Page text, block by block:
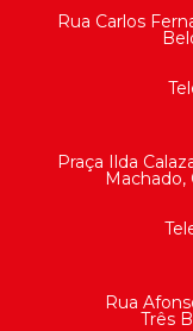
Rua Carlos
Praça Ilda
Machado,
Rua
Três